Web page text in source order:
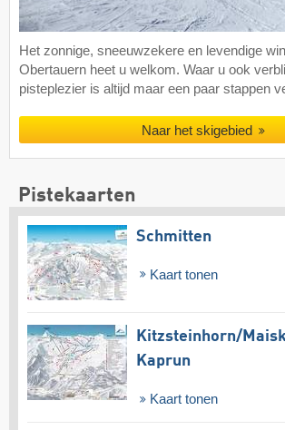
Het zonnige, sneeuwzekere en levendige
Obertauern heet u welkom. Waar u ook
pisteplezier is altijd maar een paar stappen
Naar het skigebied
Pistekaarten
Schmitten
Kaart tonen
Kitzsteinhorn/​
Kaprun
Kaart tonen